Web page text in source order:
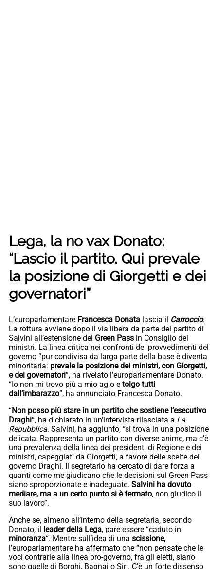
Lega, la no vax Donato:
“Lascio il partito. Qui prevale
la posizione di Giorgetti e dei
governatori”
L’europarlamentare Francesca Donata lascia il Carroccio.
La rottura avviene dopo il via libera da parte del partito di
Salvini all’estensione del Green Pass in Consiglio dei
ministri. La linea critica nei confronti dei provvedimenti del
governo “pur condivisa da larga parte della base è diventa
minoritaria: prevale la posizione dei ministri, con Giorgetti,
e dei governatori”, ha rivelato l’europarlamentare Donato.
“Io non mi trovo più a mio agio e tolgo tutti
dall’imbarazzo”, ha annunciato Francesca Donato.
“Non posso più stare in un partito che sostiene l’esecutivo
Draghi“, ha dichiarato in un’intervista rilasciata a La
Repubblica. Salvini, ha aggiunto, “si trova in una posizione
delicata. Rappresenta un partito con diverse anime, ma c’è
una prevalenza della linea dei presidenti di Regione e dei
ministri, capeggiati da Giorgetti, a favore delle scelte del
governo Draghi. Il segretario ha cercato di dare forza a
quanti come me giudicano che le decisioni sul Green Pass
siano sproporzionate e inadeguate. Salvini ha dovuto
mediare, ma a un certo punto si è fermato, non giudico il
suo lavoro”.
Anche se, almeno all’interno della segretaria, secondo
Donato, il leader della Lega, pare essere “caduto in
minoranza“. Mentre sull’idea di una scissione,
l’europarlamentare ha affermato che “non pensate che le
voci contrarie alla linea pro-governo, fra gli eletti, siano
sono quelle di Borghi, Bagnai o Siri. C’è un forte dissenso